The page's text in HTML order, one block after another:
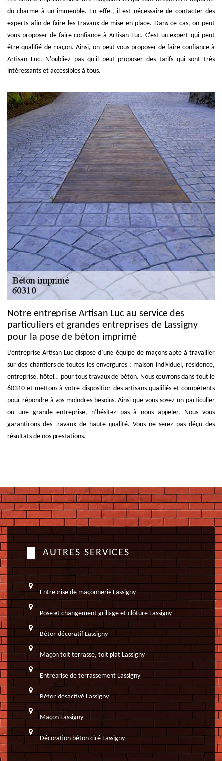
du charme à un immeuble. En effet, il est nécessaire de contacter des
experts afin de faire les travaux de mise en place. Dans ce cas, on peut
vous proposer de faire confiance à Artisan Luc. C'est un expert qui peut
être qualifié de maçon. Ainsi, on peut vous proposer de faire confiance à
Artisan Luc. N'oubliez pas qu'il peut proposer des tarifs qui sont très
intéressants et accessibles à tous.
Notre entreprise Artisan Luc au service des
particuliers et grandes entreprises de Lassigny
pour la pose de béton imprimé
L’entreprise Artisan Luc dispose d’une équipe de maçons apte à travailler
sur des chantiers de toutes les envergures : maison individuel, résidence,
entreprise, hôtel… pour tous travaux de béton. Nous œuvrons dans tout le
60310 et mettons à votre disposition des artisans qualifiés et compétents
pour répondre à vos moindres besoins. Ainsi que vous soyez un particulier
ou une grande entreprise, n’hésitez pas à nous appeler. Nous vous
garantirons des travaux de haute qualité. Vous ne serez pas déçu des
résultats de nos prestations.
AUTRES SERVICES
Entreprise de maçonnerie Lassigny
Pose et changement grillage et clôture Lassigny
Béton décoratif Lassigny
Maçon toit terrasse, toit plat Lassigny
Entreprise de terrassement Lassigny
Béton désactivé Lassigny
Maçon Lassigny
Décoration béton ciré Lassigny